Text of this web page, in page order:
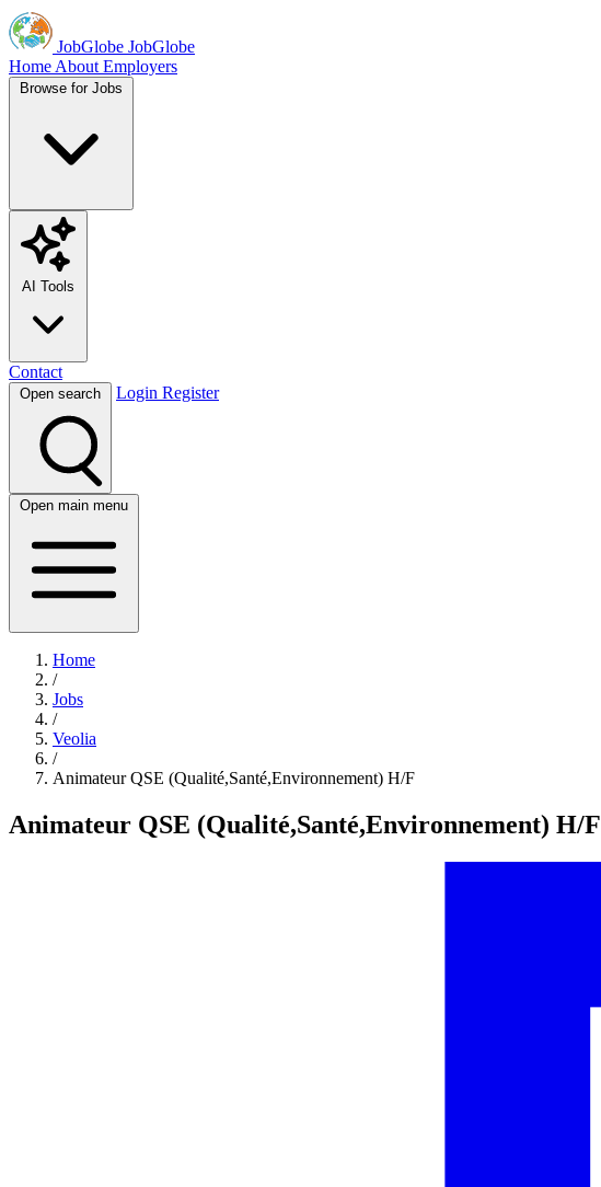
JobGlobe JobGlobe
Home About Employers
Browse for Jobs
AI Tools
Contact
Open search Login Register
Open main menu
Home
/
Jobs
/
Veolia
/
Animateur QSE (Qualité,Santé,Environnement) H/F
Animateur QSE (Qualité,Santé,Environnement) H/F